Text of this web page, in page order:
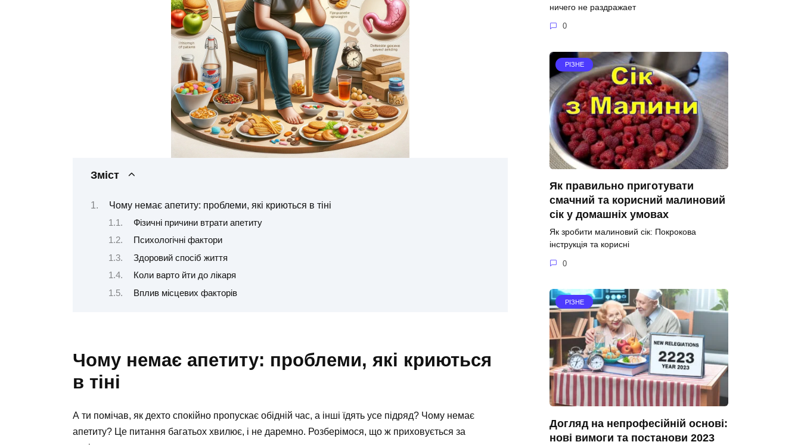
Зміст
Чому немає апетиту: проблеми, які криються в тіні
Фізичні причини втрати апетиту
Психологічні фактори
Здоровий спосіб життя
Коли варто йти до лікаря
Вплив місцевих факторів
Чому немає апетиту: проблеми, які криються
в тіні
А ти помічав, як дехто спокійно пропускає обідній час, а інші їдять усе підряд? Чому немає
апетиту? Це питання багатьох хвилює, і не даремно. Розберімося, що ж приховується за
ничего не раздражает
0
РІЗНЕ
Як правильно приготувати
смачний та корисний малиновий
сік у домашніх умовах
Як зробити малиновий сік: Покрокова
інструкція та корисні
0
РІЗНЕ
Догляд на непрофесійній основі:
нові вимоги та постанови 2023